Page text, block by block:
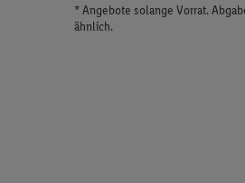
* Angebote solange Vorrat.
ähnlich.